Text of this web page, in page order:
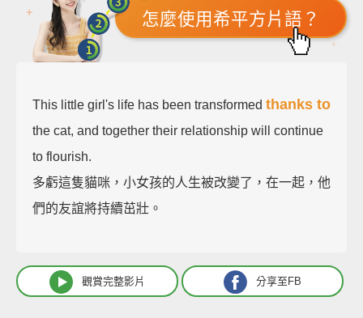
怎麼使用希平方片語？
This little girl's life has been transformed thanks to
the cat, and together their relationship will continue
to flourish.
多虧這隻貓咪，小女孩的人生被改變了，在一起，他
們的友誼將持續茁壯。
觀賞完整影片 分享至FB